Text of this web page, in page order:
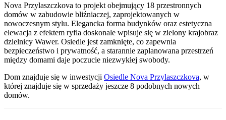
Nova Przylaszczkova to projekt obejmujący 18 przestronnych
domów w zabudowie bliźniaczej, zaprojektowanych w
nowoczesnym stylu. Elegancka forma budynków oraz estetyczna
elewacja z efektem ryfla doskonale wpisuje się w zielony krajobraz
dzielnicy Wawer. Osiedle jest zamknięte, co zapewnia
bezpieczeństwo i prywatność, a starannie zaplanowana przestrzeń
między domami daje poczucie niezwykłej swobody.
Dom znajduje się w inwestycji Osiedle Nova Przylaszczkova, w
której znajduje się w sprzedaży jeszcze 8 podobnych nowych
domów.